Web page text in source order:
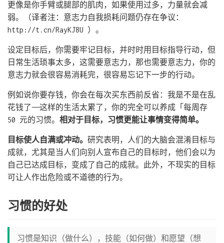
更像是你手臂或腿部的肌肉，如果使用过多，力量就会减
弱。（译者注：意志力自我损耗问题仍存在争议：
http://t.cn/RayKJ8U ）。
设定目标后，你需要牢记目标，并时时用目标指导行动，但
日常生活琐事太多，这需要意志力，那也需要意志力，你的
意志力就会很容易消耗完，很容易忘记下一步的行动。
例如说你要存钱，你会在每次买东西前反省：我是不是在乱
花钱了——这样的生活太累了，你的完全可以养成「每周存
50 元的习惯。 相对于目标，习惯更能让事情变得简单。
目标使人自满或冲动。 研究表明，人们的大脑会混淆目标与
成就，尤其是当人们向别人宣布自己的目标时，他们会以为
自己已达成目标，变成了自己的成就。此外，不现实的目标
可让人作出危险或不道德的行为。
习惯的好处
习惯是知识（做什么），技能（如何做）和愿望（想